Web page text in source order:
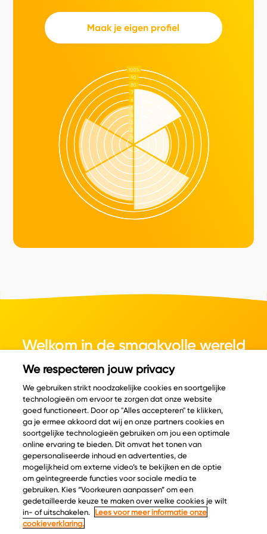
Maak je eigen profiel
Welkom in de smaakvolle wereld
van kaas.
© Copyright 2026 Velder
Inspiratie
Kaascatalogus
Recepten
Kaasplankjes
Blog
Informatie
Over ons
Ontdek
Keurmerken
We respecteren jouw privacy
We gebruiken strikt noodzakelijke cookies en soortgelijke
technologieën om ervoor te zorgen dat onze website
goed functioneert. Door op "Alles accepteren" te klikken,
ga je ermee akkoord dat wij en onze partners cookies en
soortgelijke technologieën gebruiken om jou een optimale
online ervaring te bieden. Dit omvat het tonen van
gepersonaliseerde inhoud en advertenties, de
mogelijkheid om externe video’s te bekijken en de optie
om geïntegreerde functies voor sociale media te
gebruiken. Kies “Voorkeuren aanpassen” om een
gedetailleerde keuze te maken over welke cookies je wilt
in- of uitschakelen.
Lees voor meer informatie onze
cookieverklaring.